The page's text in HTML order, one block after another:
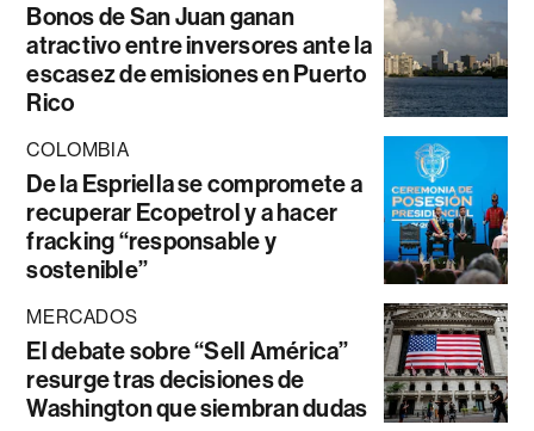
Bonos de San Juan ganan
atractivo entre inversores ante la
escasez de emisiones en Puerto
Rico
COLOMBIA
De la Espriella se compromete a
recuperar Ecopetrol y a hacer
fracking “responsable y
sostenible”
MERCADOS
El debate sobre “Sell América”
resurge tras decisiones de
Washington que siembran dudas